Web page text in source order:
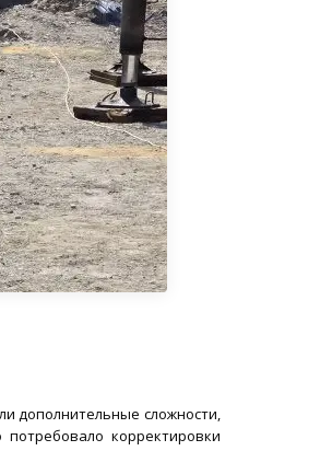
дополнительные сложности,
корректировки